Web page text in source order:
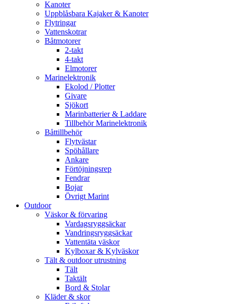
Kanoter
Uppblåsbara Kajaker & Kanoter
Flytringar
Vattenskotrar
Båtmotorer
2-takt
4-takt
Elmotorer
Marinelektronik
Ekolod / Plotter
Givare
Sjökort
Marinbatterier & Laddare
Tillbehör Marinelektronik
Båttillbehör
Flytvästar
Spöhållare
Ankare
Förtöjningsrep
Fendrar
Bojar
Övrigt Marint
Outdoor
Väskor & förvaring
Vardagsryggsäckar
Vandringsryggsäckar
Vattentäta väskor
Kylboxar & Kylväskor
Tält & outdoor utrustning
Tält
Taktält
Bord & Stolar
Kläder & skor